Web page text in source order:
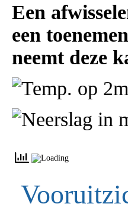
Een
een
neemt deze